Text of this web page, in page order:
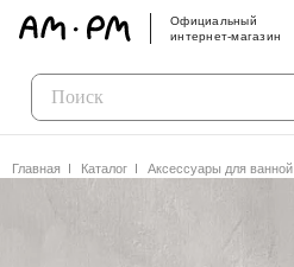
Официальный
интернет-магазин
Главная Каталог Аксессуары для ванной